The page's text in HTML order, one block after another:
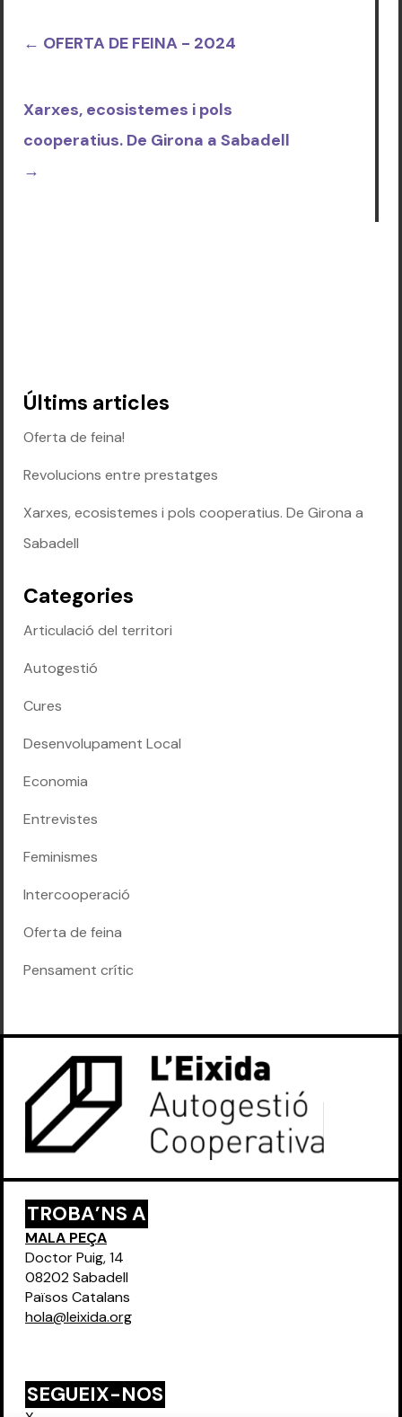
← OFERTA DE FEINA - 2024
Xarxes, ecosistemes i pols
cooperatius. De Girona a Sabadell
→
Últims articles
Oferta de feina!
Revolucions entre prestatges
Xarxes, ecosistemes i pols cooperatius. De Girona a
Sabadell
Categories
Articulació del territori
Autogestió
Cures
Desenvolupament Local
Economia
Entrevistes
Feminismes
Intercooperació
Oferta de feina
Pensament crític
TROBA’NS A
MALA PEÇA
Doctor Puig, 14
08202 Sabadell
Països Catalans
hola@leixida.org
SEGUEIX-NOS